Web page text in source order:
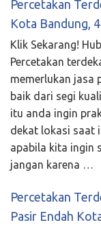
Percetakan
Kota Bandung,
Klik Sekarang!
Percetakan
memerlukan jasa
baik dari segi
itu anda ingin
dekat lokasi saat
apabila kita ingin
jangan karena …
Percetakan
Pasir Endah